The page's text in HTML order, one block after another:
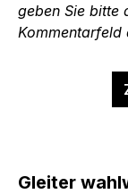
geben Sie bitte
Kommentarfeld
Gleiter